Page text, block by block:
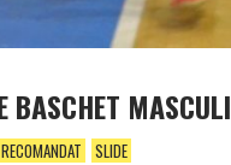
BASCHET
RECOMANDAT SLIDE